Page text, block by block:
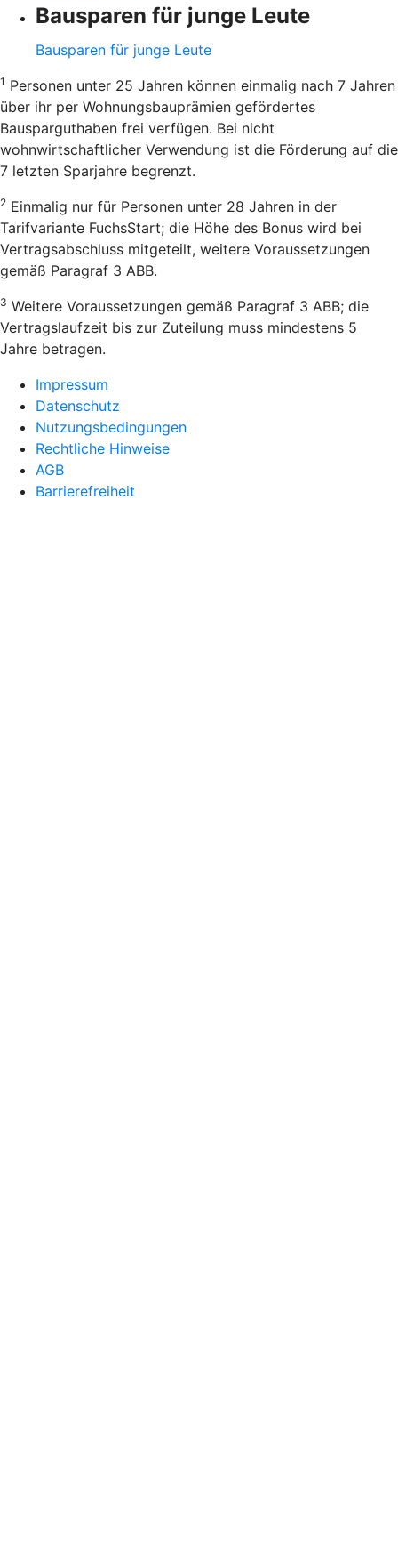
Bausparen für junge Leute
Bausparen für junge Leute
1 Personen unter 25 Jahren können einmalig nach 7 Jahren
über ihr per Wohnungsbauprämien gefördertes
Bausparguthaben frei verfügen. Bei nicht
wohnwirtschaftlicher Verwendung ist die Förderung auf die
7 letzten Sparjahre begrenzt.
2 Einmalig nur für Personen unter 28 Jahren in der
Tarifvariante FuchsStart; die Höhe des Bonus wird bei
Vertragsabschluss mitgeteilt, weitere Voraussetzungen
gemäß Paragraf 3 ABB.
3 Weitere Voraussetzungen gemäß Paragraf 3 ABB; die
Vertragslaufzeit bis zur Zuteilung muss mindestens 5
Jahre betragen.
Impressum
Datenschutz
Nutzungsbedingungen
Rechtliche Hinweise
AGB
Barrierefreiheit